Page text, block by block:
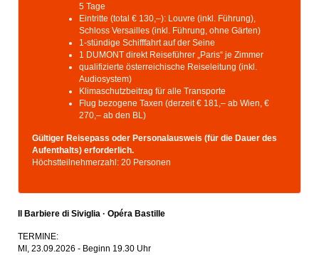
5 Tage
Eintritte (total € 130,–): Louvre (inkl. Führung),
Schloss Versailles (inkl. Führung, ohne Gärten)
1-stündige Schifffahrt auf der Seine
1 DUMONT direkt Reiseführer „Paris“ je Zimmer
qualifizierte österreichische Reiseleitung (inkl.
Audiosystem)
Klimaschutzbeitrag für alle Transporte
Flug bezogene Taxen (derzeit € 181,– ab Wien, €
270,– ab den BL)
Gültiger Reisepass oder Personalausweis (für die Dauer des
Aufenthalts) erforderlich.
Höchstteilnehmerzahl: 20 Personen
Il Barbiere di Siviglia · Opéra Bastille
TERMINE:
MI, 23.09.2026 - Beginn 19.30 Uhr